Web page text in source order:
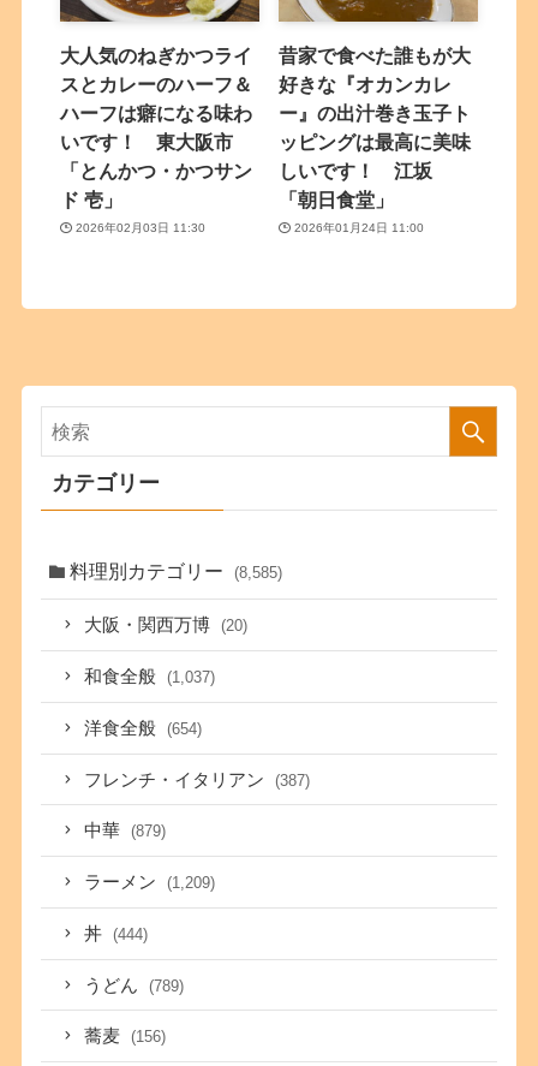
大人気のねぎかつライ
スとカレーのハーフ＆
ハーフは癖になる味わ
いです！ 東大阪市
「とんかつ・かつサン
ド 壱」
2026年02月03日 11:30
昔家で食べた誰もが大
好きな『オカンカレ
ー』の出汁巻き玉子ト
ッピングは最高に美味
しいです！ 江坂
「朝日食堂」
2026年01月24日 11:00
カテゴリー
料理別カテゴリー (8,585)
大阪・関西万博 (20)
和食全般 (1,037)
洋食全般 (654)
フレンチ・イタリアン (387)
中華 (879)
ラーメン (1,209)
丼 (444)
うどん (789)
蕎麦 (156)